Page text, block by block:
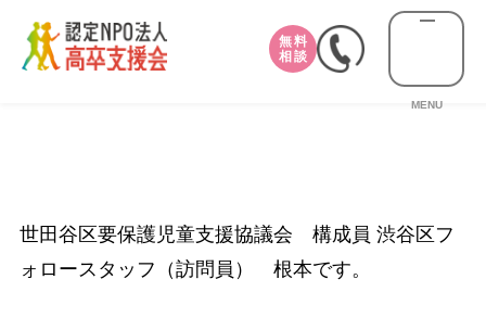
無料
相談
MENU
世田谷区要保護児童支援協議会 構成員 渋谷区フ
ォロースタッフ（訪問員） 根本です。